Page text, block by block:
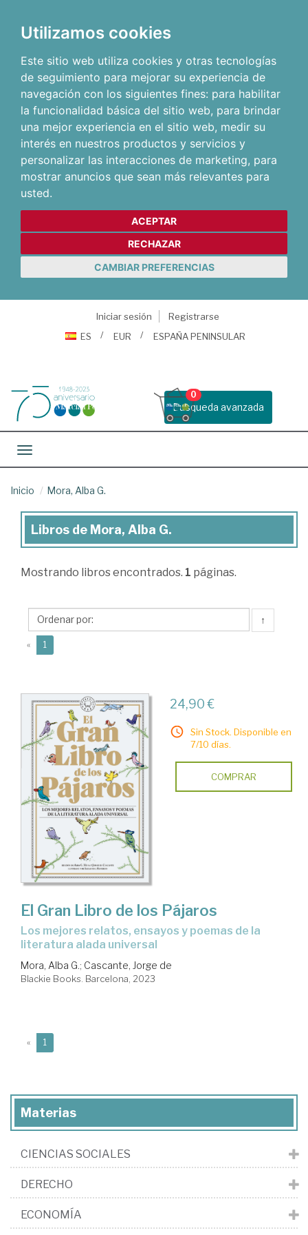
Utilizamos cookies
Este sitio web utiliza cookies y otras tecnologías
de seguimiento para mejorar su experiencia de
navegación con los siguientes fines: para habilitar
la funcionalidad básica del sitio web, para brindar
una mejor experiencia en el sitio web, medir su
interés en nuestros productos y servicios y
personalizar las interacciones de marketing, para
mostrar anuncios que sean más relevantes para
usted.
ACEPTAR
RECHAZAR
CAMBIAR PREFERENCIAS
Iniciar sesión
Registrarse
ES
EUR ESPAÑA PENINSULAR
Busqueda avanzada
0
Toggle navigation
Inicio Mora, Alba G.
Libros
Mora,
Libros de Mora, Alba G.
Mostrando libros encontrados. 1 páginas.
↑
« 1
24,90 €
Sin Stock. Disponible en
7/10 días.
COMPRAR
El Gran Libro de los Pájaros
Los mejores relatos, ensayos y poemas de la
literatura alada universal
Mora, Alba G.; Cascante, Jorge de
Blackie Books. Barcelona, 2023
« 1
Materias
CIENCIAS SOCIALES
DERECHO
ECONOMÍA